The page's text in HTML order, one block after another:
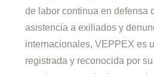
de labor continua en defensa
asistencia a exiliados y
internacionales, VEPPEX es
registrada y reconocida por